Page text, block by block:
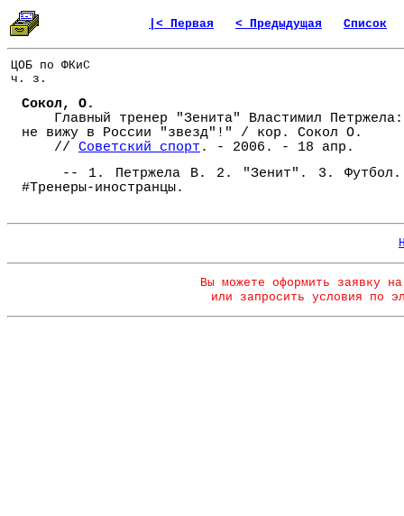
|< Первая < Предыдущая Список
ЦОБ по ФКиС
ч. з.
Сокол, О.
Главный тренер "Зенита" Властимил
не вижу в России "звезд"!" / кор. Сокол О.
// Советский спорт . - 2006. - 18 апр.
-- 1. Петржела В. 2. "Зенит". 3.
#Тренеры-иностранцы.
Вы можете оформить заявку
или запросить условия по